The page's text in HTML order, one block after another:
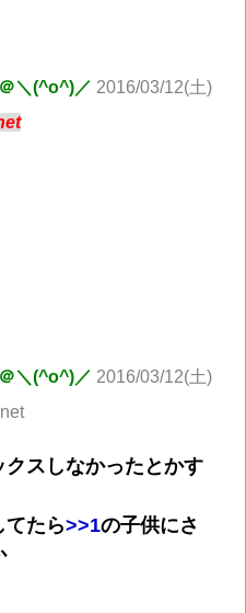
＼(^o^)／ 2016/03/12(土)
＼(^o^)／ 2016/03/12(土)
スしなかったとかす
てたら>>1の子供にさ